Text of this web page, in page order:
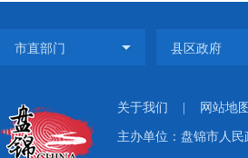
关于我们 网站地图
主办单位：盘锦市人